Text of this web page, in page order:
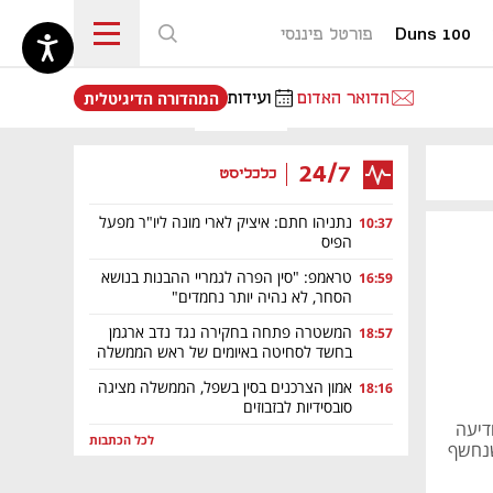
Duns 100 פורטל פיננסי
הדואר האדום ועידות
נפתח בכרטיסייה חדשה
המהדורה הדיגיטלית
24/7 כלכליסט
10:37 נתניהו חתם: איציק לארי מונה ליו"ר מפעל
הפיס
16:59 טראמפ: "סין הפרה לגמריי ההבנות בנושא
הסחר, לא נהיה יותר נחמדים"
18:57 המשטרה פתחה בחקירה נגד נדב ארגמן
בחשד לסחיטה באיומים של ראש הממשלה
18:16 אמון הצרכנים בסין בשפל, הממשלה מציגה
סובסידיות לבזבוזים
לכל הכתבות